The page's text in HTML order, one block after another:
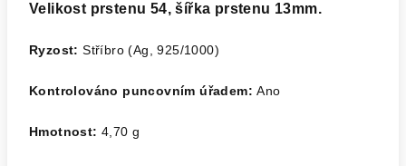
Velikost prstenu 54, šířka prstenu 13mm.
Ryzost:Stříbro (Ag, 925/1000)
Kontrolováno puncovním úřadem:Ano
Hmotnost: 4,70 g